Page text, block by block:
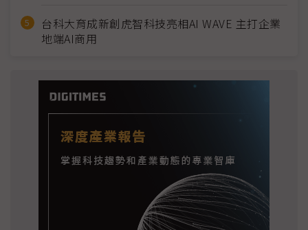
台科大育成新創虎智科技亮相AI WAVE 主打企業
地端AI商用